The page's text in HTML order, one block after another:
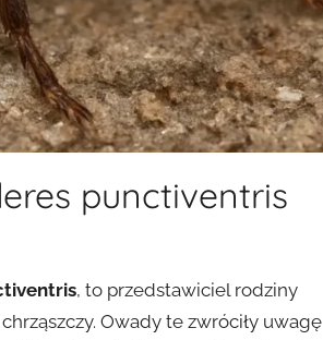
punctiventris
, to przedstawiciel rodziny
Owady te zwróciły uwagę